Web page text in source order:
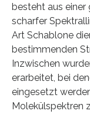
besteht aus
scharfer
Art Schablone
bestimmenden
Inzwischen
erarbeitet, bei
eingesetzt
Molekülspektren